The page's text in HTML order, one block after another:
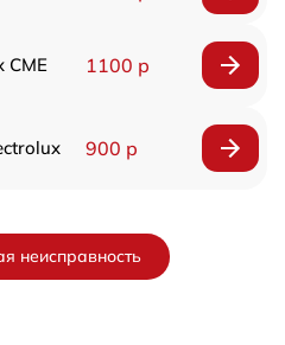
CME
1100 р
900 р
неисправность